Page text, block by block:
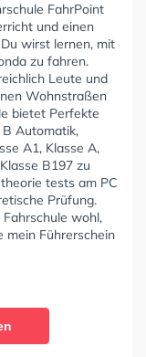
FahrPoint
und einen
wirst lernen, mit
zu fahren.
Leute und
Wohnstraßen
bietet Perfekte
B Automatik,
A1, Klasse A,
B197 zu
tests am PC
Prüfung.
wohl,
mein Führerschein